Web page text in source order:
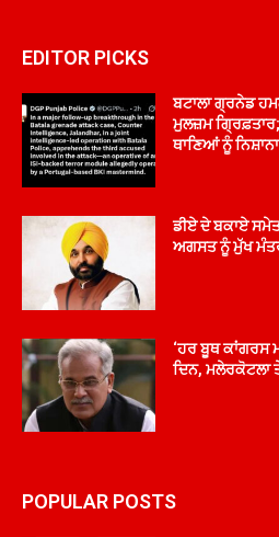
EDITOR PICKS
ਬਟਾਲਾ ਗ੍ਰਨੇਡ
ਮੁਲਜ਼ਮ
ਥਾਣਿਆਂ ਨੂੰ
ਡੀਏ ਦੇ ਬਕਾਏ
ਅਗਸਤ ਨੂੰ ਮੁੱਖ
‘ਹਰ ਬੂਥ ਕਾਂਗਰਸ
ਦਿਨ, ਮਲੇਰਕੋਟਲਾ
POPULAR POSTS